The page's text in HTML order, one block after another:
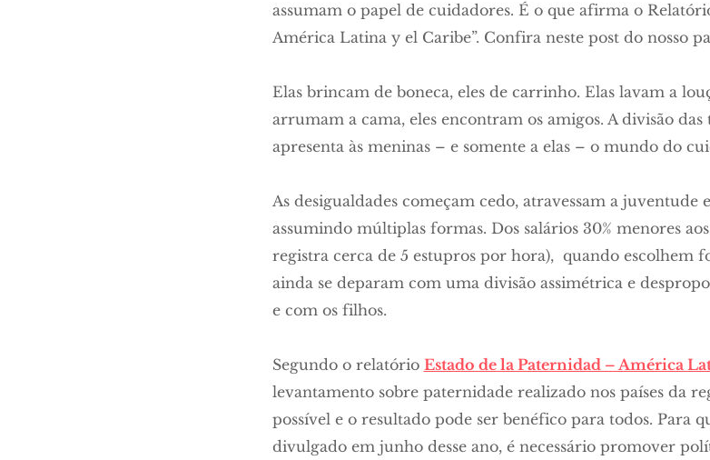
assumam o papel de cuidadores. É o que afirma o
América Latina y el Caribe”. Confira neste post do nosso
Elas brincam de boneca, eles de carrinho. Elas lavam a
arrumam a cama, eles encontram os amigos. A divisão
apresenta às meninas – e somente a elas – o mundo do
As desigualdades começam cedo, atravessam a juventude
assumindo múltiplas formas. Dos salários 30% menores
registra cerca de 5 estupros por hora), quando escolhem
ainda se deparam com uma divisão assimétrica e
e com os filhos.
Segundo o relatório Estado de la Paternidad – América
levantamento sobre paternidade realizado nos países da
possível e o resultado pode ser benéfico para todos. Para
divulgado em junho desse ano, é necessário promover